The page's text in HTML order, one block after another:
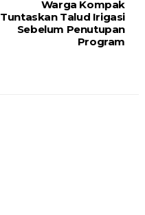
Warga Kompak
Tuntaskan Talud Irigasi
Sebelum Penutupan
Program